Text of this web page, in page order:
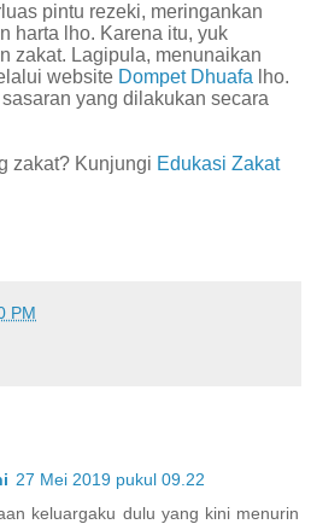
pintu rezeki, meringankan
harta lho. Karena itu, yuk
zakat. Lagipula, menunaikan
website Dompet Dhuafa lho.
yang dilakukan secara
zakat? Kunjungi Edukasi Zakat
PM
27 Mei 2019 pukul 09.22
keluargaku dulu yang kini menurin